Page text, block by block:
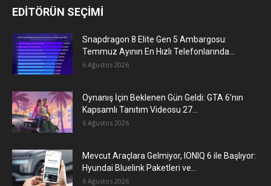
EDİTÖRÜN SEÇİMİ
Snapdragon 8 Elite Gen 5 Ambargosu:
Temmuz Ayının En Hızlı Telefonlarında...
6 Ağustos 2026
Oynanış İçin Beklenen Gün Geldi: GTA 6’nın
Kapsamlı Tanıtım Videosu 27...
6 Ağustos 2026
Mevcut Araçlara Gelmiyor, IONIQ 6 ile Başlıyor:
Hyundai Bluelink Paketleri ve...
6 Ağustos 2026